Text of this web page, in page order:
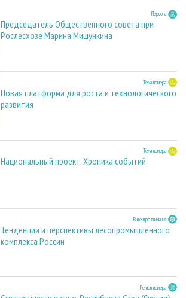
Персона
Председатель Общественного совета при
Рослесхозе Марина Мишункина
Тема номера
Новая платформа для роста и технологического
развития
Тема номера
Национальный проект. Хроника событий
В центре внимания
Тенденции и перспективы лесопромышленного
комплекса России
Регион номера